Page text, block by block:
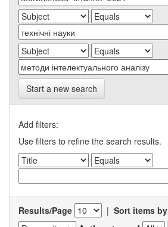
Start a new search
Add filters:
Use filters to refine the search results.
Results/Page | Sort items by